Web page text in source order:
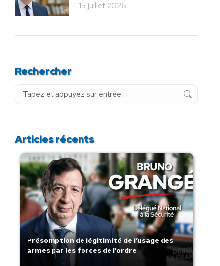
15 juillet 2026
Rechercher
Recherche
Articles récents
Présomption de légitimité de l’usage des
armes par les forces de l’ordre